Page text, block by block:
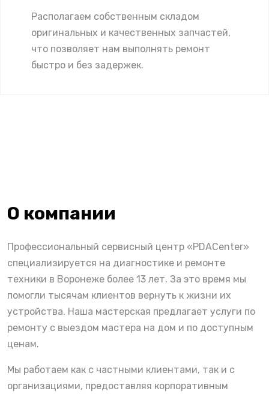
Располагаем собственным складом
оригинальных и качественных запчастей,
что позволяет нам выполнять ремонт
быстро и без задержек.
О компании
Профессиональный сервисный центр «PDACenter»
специализируется на диагностике и ремонте
техники в Воронеже более 13 лет. За это время мы
помогли тысячам клиентов вернуть к жизни их
устройства. Наша мастерская предлагает услуги по
ремонту с выездом мастера на дом и по доступным
ценам.
Мы работаем как с частными клиентами, так и с
организациями, предоставляя корпоративным